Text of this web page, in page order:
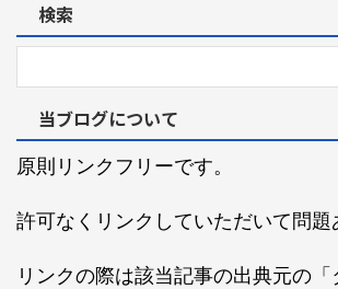
検索
当ブログについて
原則リンクフリーです。
許可なくリンクしていただいて問題
リンクの際は該当記事の出典元の